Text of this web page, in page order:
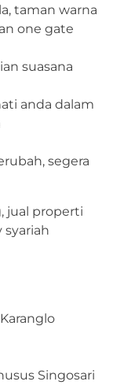
taman warna
one gate
suasana
anda dalam
segera
Singosari